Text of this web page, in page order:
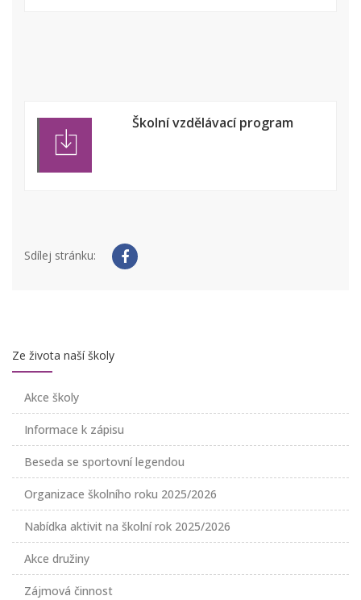
Školní vzdělávací program
Sdílej stránku:
Ze života naší školy
Akce školy
Informace k zápisu
Beseda se sportovní legendou
Organizace školního roku 2025/2026
Nabídka aktivit na školní rok 2025/2026
Akce družiny
Zájmová činnost